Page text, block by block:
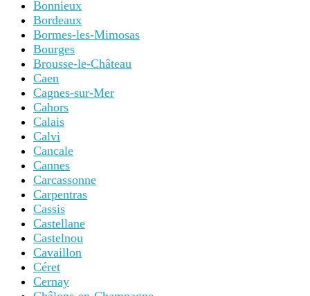
Bonnieux
Bordeaux
Bormes-les-Mimosas
Bourges
Brousse-le-Château
Caen
Cagnes-sur-Mer
Cahors
Calais
Calvi
Cancale
Cannes
Carcassonne
Carpentras
Cassis
Castellane
Castelnou
Cavaillon
Céret
Cernay